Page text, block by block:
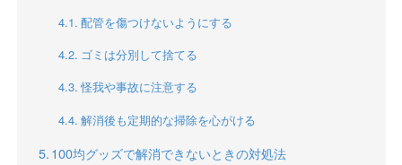
配管を傷つけないようにする
ゴミは分別して捨てる
怪我や事故に注意する
解消後も定期的な掃除を心がける
100均グッズで解消できないときの対処法